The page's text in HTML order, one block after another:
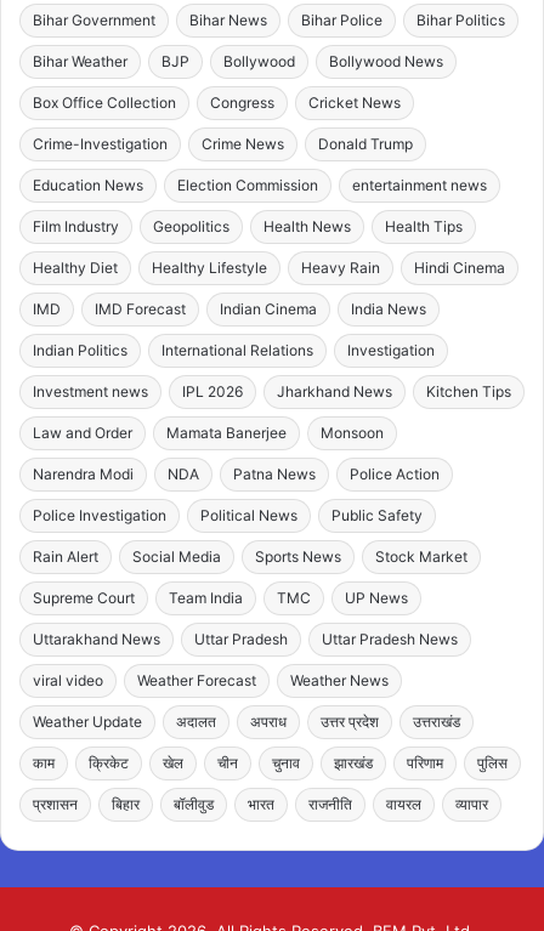
Bihar Government Bihar News Bihar Police Bihar Politics
Bihar Weather BJP Bollywood Bollywood News
Box Office Collection Congress Cricket News
Crime-Investigation Crime News Donald Trump
Education News Election Commission entertainment news
Film Industry Geopolitics Health News Health Tips
Healthy Diet Healthy Lifestyle Heavy Rain Hindi Cinema
IMD IMD Forecast Indian Cinema India News
Indian Politics International Relations Investigation
Investment news IPL 2026 Jharkhand News Kitchen Tips
Law and Order Mamata Banerjee Monsoon
Narendra Modi NDA Patna News Police Action
Police Investigation Political News Public Safety
Rain Alert Social Media Sports News Stock Market
Supreme Court Team India TMC UP News
Uttarakhand News Uttar Pradesh Uttar Pradesh News
viral video Weather Forecast Weather News
Weather Update अदालत अपराध उत्तर प्रदेश उत्तराखंड
काम क्रिकेट खेल चीन चुनाव झारखंड परिणाम पुलिस
प्रशासन बिहार बॉलीवुड भारत राजनीति वायरल व्यापार